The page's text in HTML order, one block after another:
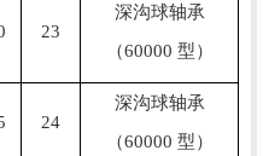
23
深沟球轴承
（60000 型）
24
深沟球轴承
（60000 型）